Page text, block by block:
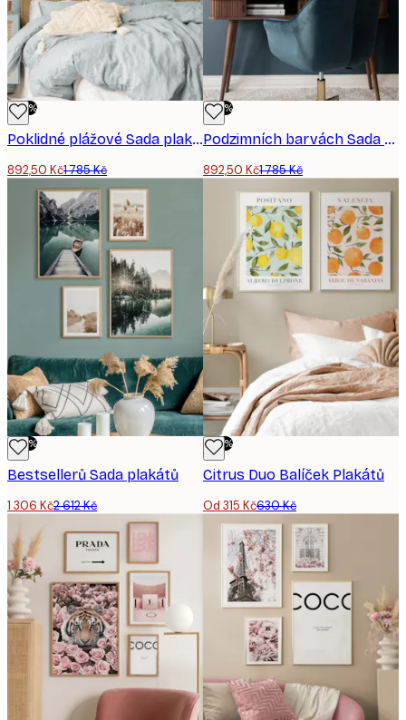
-50%
Poklidné plážové Sada plakátů
892,50 Kč1 785 Kč
-50%
Podzimních barvách Sada plakátů
892,50 Kč1 785 Kč
-50%
Bestsellerů Sada plakátů
1 306 Kč2 612 Kč
-50%
Citrus Duo​ Balíček Plakátů
Od 315 Kč630 Kč